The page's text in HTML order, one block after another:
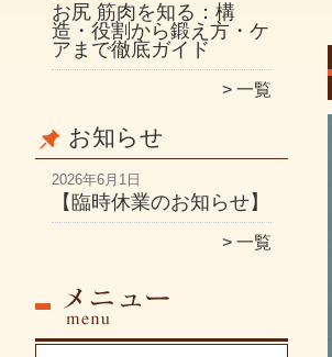
お尻 筋肉を知る：構
造・役割から鍛え方・ケ
アまで徹底ガイド
一覧
お知らせ
2026年6月1日
【臨時休業のお知らせ】
一覧